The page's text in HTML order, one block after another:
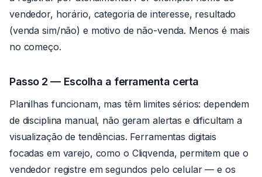
vendedor, horário, categoria de interesse, resultado
(venda sim/não) e motivo de não-venda. Menos é mais
no começo.
Passo 2 — Escolha a ferramenta certa
Planilhas funcionam, mas têm limites sérios: dependem
de disciplina manual, não geram alertas e dificultam a
visualização de tendências. Ferramentas digitais
focadas em varejo, como o Cliqvenda, permitem que o
vendedor registre em segundos pelo celular — e os